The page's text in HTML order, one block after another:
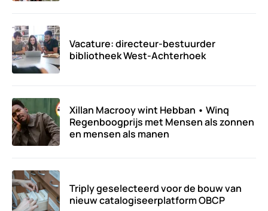
Vacature: directeur-bestuurder
bibliotheek West-Achterhoek
Xillan Macrooy wint Hebban • Winq
Regenboogprijs met Mensen als zonnen
en mensen als manen
Triply geselecteerd voor de bouw van
nieuw catalogiseerplatform OBCP